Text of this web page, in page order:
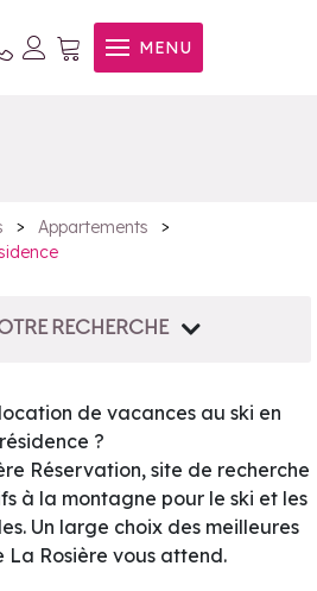
MENU
> Appartements
>
RECHERCHE
de vacances au ski en
résidence ?
Réservation, site de recherche
à la montagne pour le ski et les
Un large choix des meilleures
La Rosière vous attend.